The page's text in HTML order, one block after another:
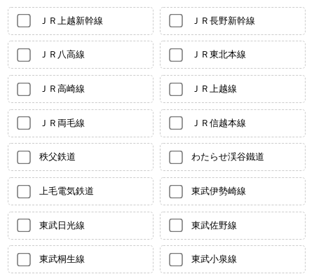
ＪＲ上越新幹線 ＪＲ長野新幹線
ＪＲ八高線 ＪＲ東北本線
ＪＲ高崎線 ＪＲ上越線
ＪＲ両毛線 ＪＲ信越本線
秩父鉄道 わたらせ渓谷鐵道
上毛電気鉄道 東武伊勢崎線
東武日光線 東武佐野線
東武桐生線 東武小泉線